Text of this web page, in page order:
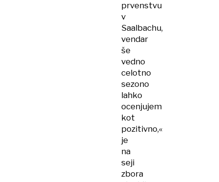
prvenstvu
v
Saalbachu,
vendar
še
vedno
celotno
sezono
lahko
ocenjujem
kot
pozitivno,«
je
na
seji
zbora